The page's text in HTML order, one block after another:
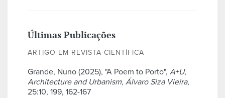
Últimas Publicações
ARTIGO EM REVISTA CIENTÍFICA
Grande, Nuno (2025), "A Poem to Porto", A+U,
Architecture and Urbanism, Álvaro Siza Vieira,
25:10, 199, 162-167